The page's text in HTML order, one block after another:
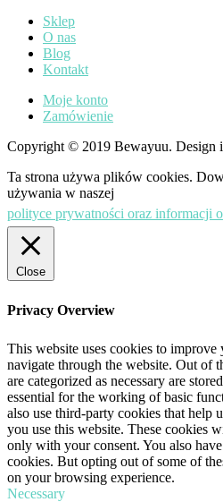
Sklep
O nas
Blog
Kontakt
Moje konto
Zamówienie
Copyright © 2019 Bewayuu. Design
Ta strona używa plików cookies.
używania w naszej
polityce prywatności oraz informacji
Close
Privacy Overview
This website uses cookies to
navigate through the website. Out of
are categorized as necessary are
essential for the working of basic
also use third-party cookies that help
you use this website. These cookies
only with your consent. You also
cookies. But opting out of some of
on your browsing experience.
Necessary